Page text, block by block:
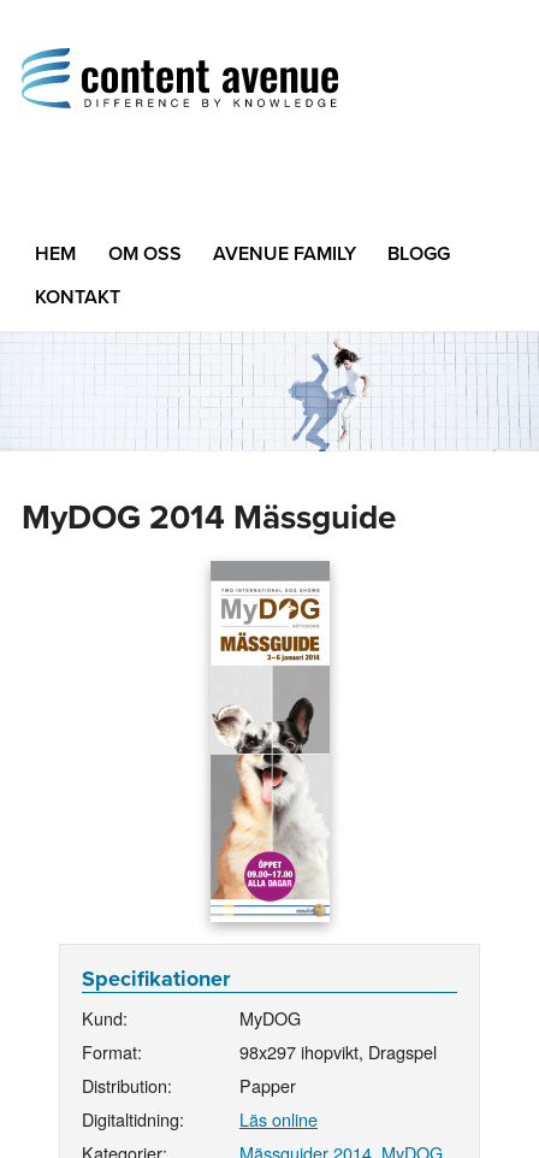
Difference by Knowledge
HEM OM OSS AVENUE FAMILY
BLOGG
KONTAKT
MyDOG 2014 Mässguide
Specifikationer
Kund:
MyDOG
Format:
98x297 ihopvikt, Dragspel
Distribution:
Papper
Digitaltidning:
Läs online
Kategorier:
Mässguider 2014, MyDOG